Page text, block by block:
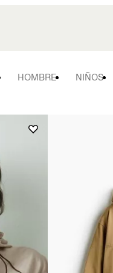
HOMBRE NIÑOS